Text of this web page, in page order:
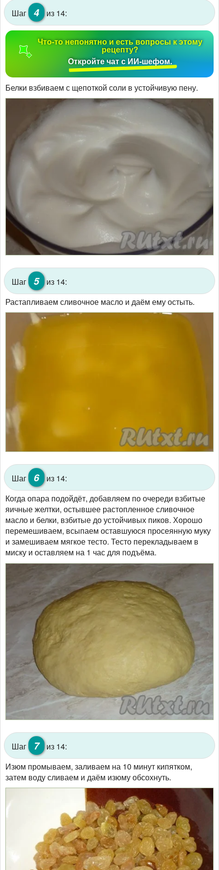
Шаг 4 из 14:
Что-то непонятно и есть вопросы к этому
рецепту?
Откройте чат с ИИ-шефом.
Белки взбиваем с щепоткой соли в устойчивую пену.
Шаг 5
из 14:
Растапливаем сливочное масло и даём ему остыть.
Шаг 6
из 14:
Когда опара подойдёт, добавляем по очереди взбитые
яичные желтки, остывшее растопленное сливочное
масло и белки, взбитые до устойчивых пиков. Хорошо
перемешиваем, всыпаем оставшуюся просеянную муку
и замешиваем мягкое тесто. Тесто перекладываем в
миску и оставляем на 1 час для подъёма.
Шаг 7
из 14:
Изюм промываем, заливаем на 10 минут кипятком,
затем воду сливаем и даём изюму обсохнуть.